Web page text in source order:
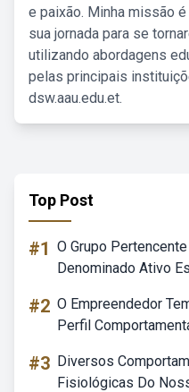
e paixão. Minha missão
sua jornada para se
utilizando abordagens
pelas principais
dsw.aau.edu.et.
Top Post
#1 O Grupo
Denominado Ativo
#2 O Empreendedor
Perfil
#3 Diversos
Fisiológicas Do